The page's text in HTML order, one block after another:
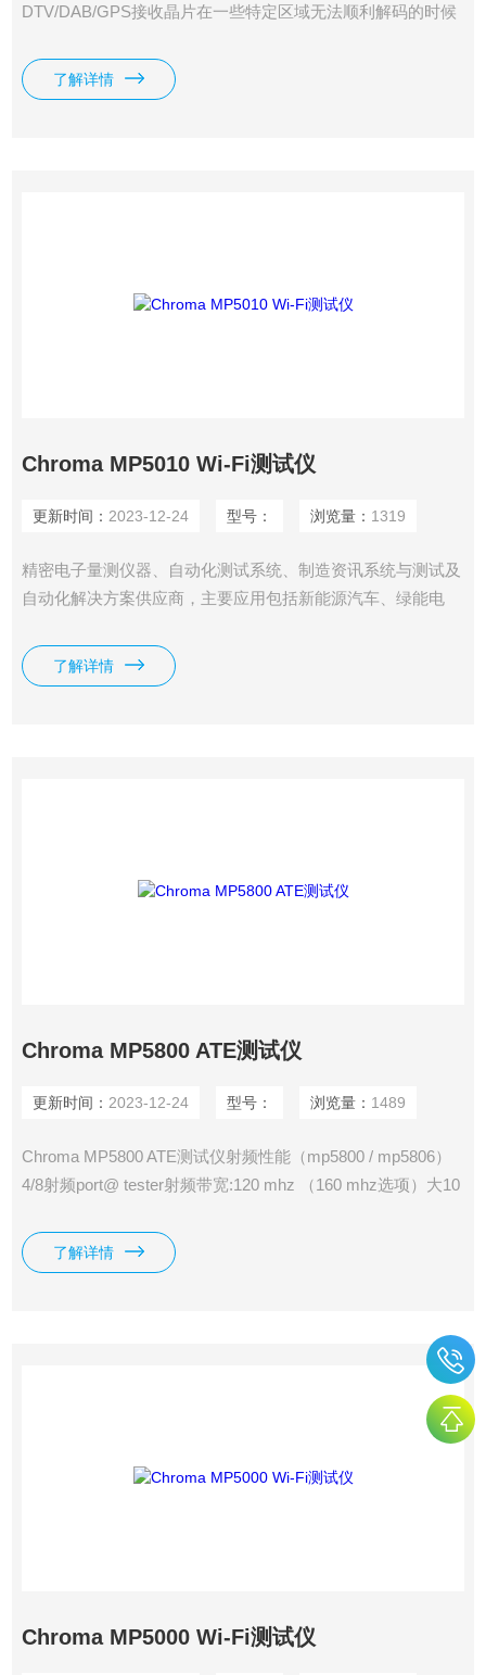
DTV/DAB/GPS接收晶片在一些特定区域无法顺利解码的时候
怀疑是讯号的问题时 录什么就回放什么，可当任何的讯号源
了解详情
Chroma MP5010 Wi-Fi测试仪
更新时间： 2023-12-24 型号： 浏览量： 1319
精密电子量测仪器、自动化测试系统、制造资讯系统与测试及
自动化解决方案供应商，主要应用包括新能源汽车、绿能电
视频与色彩、光学元件、电力电子、被动元件、电气安规、热
电温控、自动光学检测、以及智能制造系统等测试解决方案。
了解详情
Chroma MP5800 ATE测试仪
更新时间： 2023-12-24 型号： 浏览量： 1489
Chroma MP5800 ATE测试仪射频性能（mp5800 / mp5806）
4/8射频port@ tester射频带宽:120 mhz （160 mhz选项）大10
50/100mhz时钟频率大1024 i / o引脚32/64/128mhz模式内存大
128 ch dps扫描/ alpg函数大值1
了解详情
Chroma MP5000 Wi-Fi测试仪